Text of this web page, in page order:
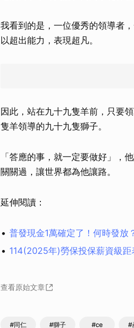
我看到的是，一位優秀的領導者
以超出能力，表現超凡。
因此，站在九十九隻羊前，只要
隻羊領導的九十九隻獅子。
「答應的事，就一定要做好」，
關關過，讓世界都為他讓路。
延伸閱讀：
普發現金1萬確定了！何時發放
114(2025年)勞保投保薪資級
查看原始文章
#同仁 #獅子 #ce #